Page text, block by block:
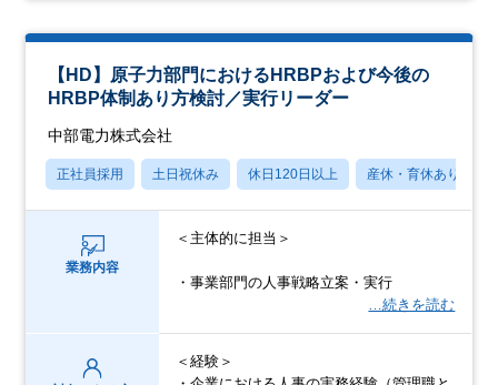
【HD】原子力部門におけるHRBPおよび今後の
HRBP体制あり方検討／実行リーダー
中部電力株式会社
正社員採用 土日祝休み 休日120日以上 産休・育休あり
業務内容
＜主体的に担当＞
・事業部門の人事戦略立案・実行
…続きを読む
＜経験＞